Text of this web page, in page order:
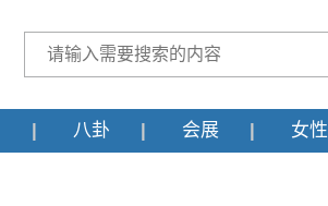
八卦 会展 女性